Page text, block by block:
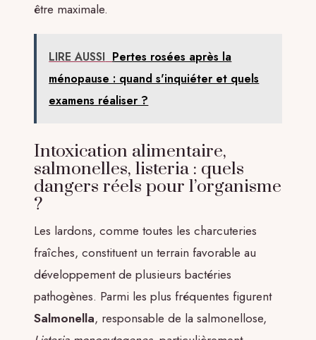
être maximale.
LIRE AUSSI Pertes rosées après la
ménopause : quand s'inquiéter et quels
examens réaliser ?
Intoxication alimentaire,
salmonelles, listeria : quels
dangers réels pour l’organisme
?
Les lardons, comme toutes les charcuteries
fraîches, constituent un terrain favorable au
développement de plusieurs bactéries
pathogènes. Parmi les plus fréquentes figurent
Salmonella, responsable de la salmonellose,